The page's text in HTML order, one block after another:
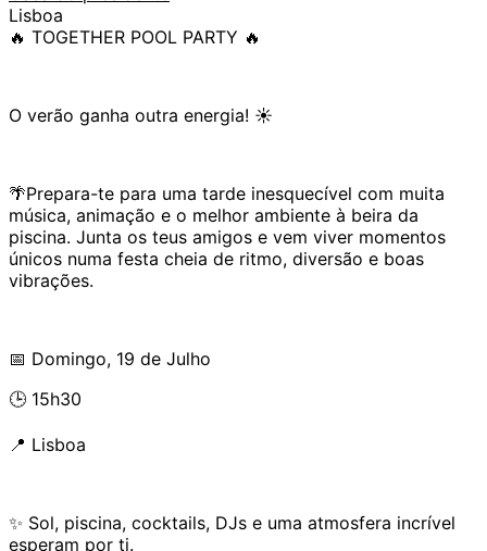
Lisboa
🔥 TOGETHER POOL PARTY 🔥
O verão ganha outra energia! ☀️
🌴Prepara-te para uma tarde inesquecível com muita
música, animação e o melhor ambiente à beira da
piscina. Junta os teus amigos e vem viver momentos
únicos numa festa cheia de ritmo, diversão e boas
vibrações.
📅 Domingo, 19 de Julho
🕒 15h30
📍 Lisboa
✨ Sol, piscina, cocktails, DJs e uma atmosfera incrível
esperam por ti.